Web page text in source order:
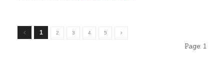
1 2 3 4 5
Page: 1